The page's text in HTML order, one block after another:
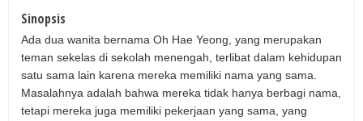
Sinopsis
Ada dua wanita bernama Oh Hae Yeong, yang merupakan
teman sekelas di sekolah menengah, terlibat dalam kehidupan
satu sama lain karena mereka memiliki nama yang sama.
Masalahnya adalah bahwa mereka tidak hanya berbagi nama,
tetapi mereka juga memiliki pekerjaan yang sama, yang